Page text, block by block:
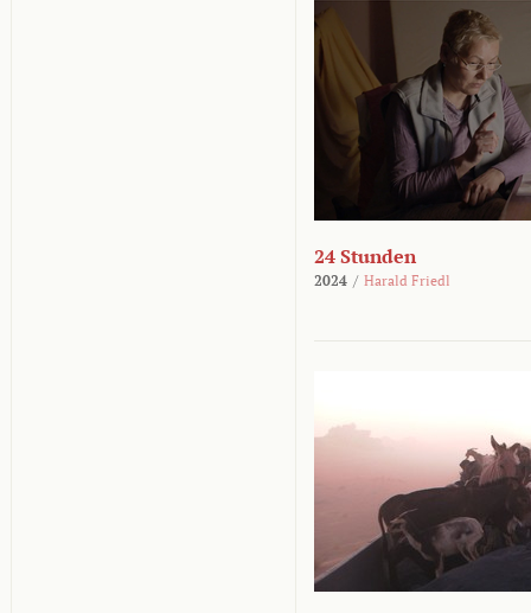
24 Stunden
2024 / Harald Friedl